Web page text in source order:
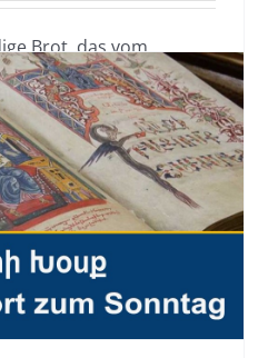
Brot, das vom
ist.“ [...]